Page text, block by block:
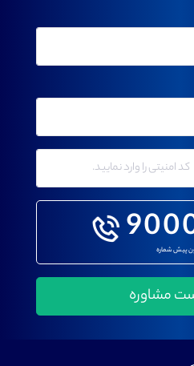
پیش شماره